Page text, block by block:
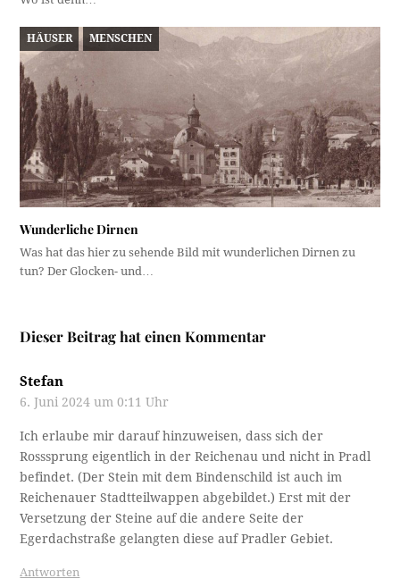
HÄUSER MENSCHEN
Wunderliche Dirnen
Was hat das hier zu sehende Bild mit wunderlichen Dirnen zu
tun? Der Glocken- und…
Dieser Beitrag hat einen Kommentar
Stefan
6. Juni 2024 um 0:11 Uhr
Ich erlaube mir darauf hinzuweisen, dass sich der
Rosssprung eigentlich in der Reichenau und nicht in Pradl
befindet. (Der Stein mit dem Bindenschild ist auch im
Reichenauer Stadtteilwappen abgebildet.) Erst mit der
Versetzung der Steine auf die andere Seite der
Egerdachstraße gelangten diese auf Pradler Gebiet.
Antworten